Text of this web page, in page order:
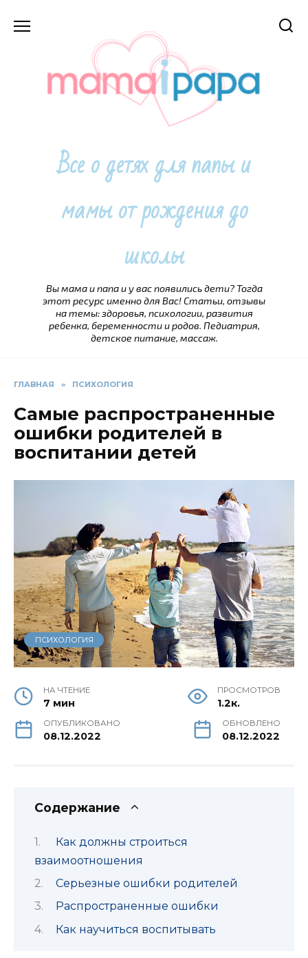
Все о детях для папы и
мамы от рождения до
школы
Вы мама и папа и у вас появились дети? Тогда
этот ресурс именно для Вас! Статьи, отзывы
на темы: здоровья, психологии, развития
ребенка, беременности и родов. Педиатрия,
детское питание, массаж.
ГЛАВНАЯ » ПСИХОЛОГИЯ
Самые распространенные
ошибки родителей в
воспитании детей
ПСИХОЛОГИЯ
НА ЧТЕНИЕ
7 мин
ПРОСМОТРОВ
1.2к.
ОПУБЛИКОВАНО
08.12.2022
ОБНОВЛЕНО
08.12.2022
Содержание
Как должны строиться
взаимоотношения
Серьезные ошибки родителей
Распространенные ошибки
Как научиться воспитывать